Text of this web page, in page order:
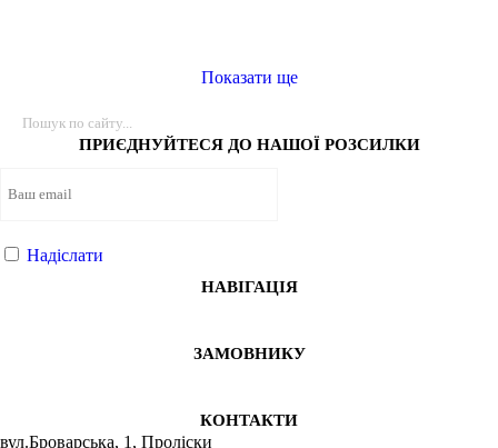
Показати ще
ПРИЄДНУЙТЕСЯ ДО НАШОЇ РОЗСИЛКИ
Надіслати
НАВІГАЦІЯ
ЗАМОВНИКУ
КОНТАКТИ
вул.Броварська, 1, Проліски